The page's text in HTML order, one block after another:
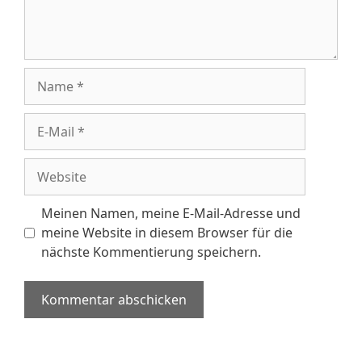
Mail
Meinen Namen, meine E-Mail-Adresse und
meine Website in diesem Browser für die
nächste Kommentierung speichern.